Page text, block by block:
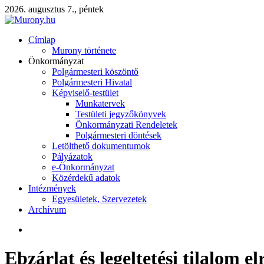
2026. augusztus 7., péntek
Címlap
Murony története
Önkormányzat
Polgármesteri köszöntő
Polgármesteri Hivatal
Képviselő-testület
Munkatervek
Testületi jegyzőkönyvek
Önkormányzati Rendeletek
Polgármesteri döntések
Letölthető dokumentumok
Pályázatok
e-Önkormányzat
Közérdekű adatok
Intézmények
Egyesületek, Szervezetek
Archívum
Ebzárlat és legeltetési tilalom